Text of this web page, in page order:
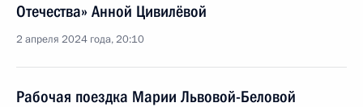
Отечества» Анной Цивилёвой
2 апреля 2024 года, 20:10
Рабочая поездка Марии Львовой-Беловой